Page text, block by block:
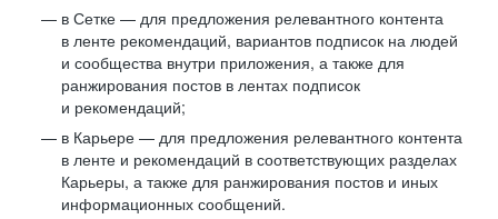
в Сетке — для предложения релевантного контента
в ленте рекомендаций, вариантов подписок на людей
и сообщества внутри приложения, а также для
ранжирования постов в лентах подписок
и рекомендаций;
в Карьере — для предложения релевантного контента
в ленте и рекомендаций в соответствующих разделах
Карьеры, а также для ранжирования постов и иных
информационных сообщений.